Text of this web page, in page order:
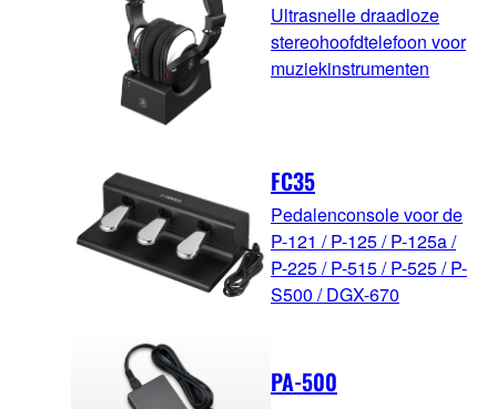
Ultrasnelle draadloze
stereohoofdtelefoon voor
muziekinstrumenten
FC35
Pedalenconsole voor de
P-121 / P-125 / P-125a /
P-225 / P-515 / P-525 / P-
S500 / DGX-670
PA-500